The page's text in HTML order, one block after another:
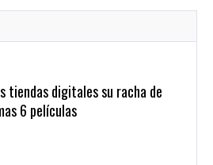
tiendas digitales su racha de
6 películas